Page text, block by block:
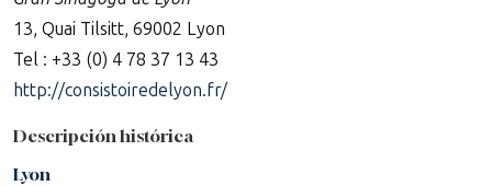
13, Quai Tilsitt, 69002 Lyon
Tel : +33 (0) 4 78 37 13 43
http://consistoiredelyon.fr/
Descripción histórica
Lyon